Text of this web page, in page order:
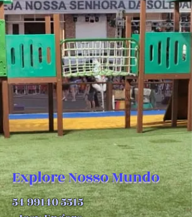
Explore Nosso Mundo
54 99140 5515